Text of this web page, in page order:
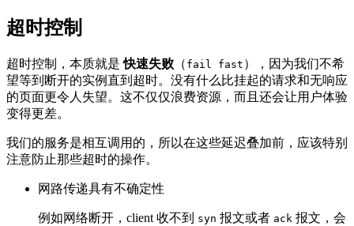
超时控制
超时控制，本质就是快速失败 （ fail fast ），因为我们不希
望等到断开的实例直到超时。没有什么比挂起的请求和无响应
的页面更令人失望。这不仅仅浪费资源，而且还会让用户体验
变得更差。
我们的服务是相互调用的，所以在这些延迟叠加前，应该特别
注意防止那些超时的操作。
网路传递具有不确定性
例如网络断开，client 收不到 syn 报文或者 ack 报文，会